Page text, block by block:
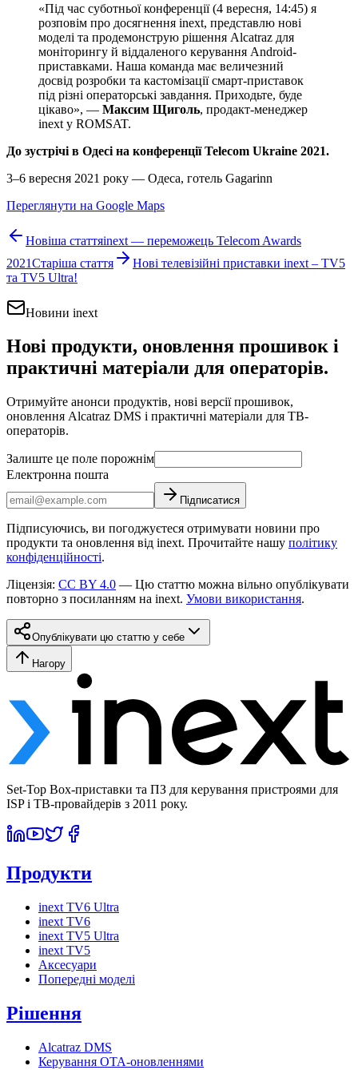
«Під час суботньої конференції (4 вересня, 14:45) я
розповім про досягнення inext, представлю нові
моделі та продемонструю рішення Alcatraz для
моніторингу й віддаленого керування Android-
приставками. Наша команда має величезний
досвід розробки та кастомізації смарт-приставок
під різні операторські завдання. Приходьте, буде
цікаво», — Максим Щиголь, продакт-менеджер
inext у ROMSAT.
До зустрічі в Одесі на конференції Telecom Ukraine 2021.
3–6 вересня 2021 року — Одеса, готель Gagarinn
Переглянути на Google Maps
Новіша статтяinext — переможець Telecom Awards
2021Старіша стаття
Нові телевізійні приставки inext – TV5
та TV5 Ultra!
Новини inext
Нові продукти, оновлення прошивок і
практичні матеріали для операторів.
Отримуйте анонси продуктів, нові версії прошивок,
оновлення Alcatraz DMS і практичні матеріали для ТВ-
операторів.
Залиште це поле порожнім
Електронна пошта
Підписатися
Підписуючись, ви погоджуєтеся отримувати новини про
продукти та оновлення від inext. Прочитайте нашу політику
конфіденційності.
Ліцензія: CC BY 4.0 — Цю статтю можна вільно опублікувати
повторно з посиланням на inext. Умови використання.
Опублікувати цю статтю у себе
Нагору
Set-Top Box-приставки та ПЗ для керування пристроями для
ISP і ТВ-провайдерів з 2011 року.
Продукти
inext TV6 Ultra
inext TV6
inext TV5 Ultra
inext TV5
Аксесуари
Попередні моделі
Рішення
Alcatraz DMS
Керування OTA-оновленнями